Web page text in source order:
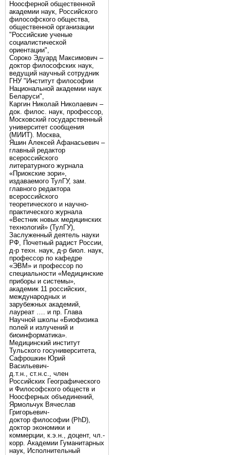
Ноосферной общественной
академии наук, Российского
философского общества,
общественной организации
"Российские ученые
социалистической
ориентации",
Сороко Эдуард Максимович –
доктор философских наук,
ведущий научный сотрудник
ГНУ "Институт философии
Национальной академии наук
Беларуси",
Каргин Николай Николаевич –
док. филос. наук, профессор,
Московский государственный
университет сообщения
(МИИТ). Москва,
Яшин Алексей Афанасьевич –
главный редактор
всероссийского
литературного журнала
«Приокские зори»,
издаваемого ТулГУ, зам.
главного редактора
всероссийского
теоретического и научно-
практического журнала
«Вестник новых медицинских
технологий» (ТулГУ),
Заслуженный деятель науки
РФ, Почетный радист России,
д-р техн. наук, д-р биол. наук,
профессор по кафедре
«ЭВМ» и профессор по
специальности «Медицинские
приборы и системы»,
академик 11 российских,
международных и
зарубежных академий,
лауреат …. и пр. Глава
Научной школы «Биофизика
полей и излучений и
биоинформатика».
Медицинский институт
Тульского госуниверситета,
Сафрошкин Юрий
Васильевич-
д.т.н., ст.н.с., член
Российских Географического
и Философского обществ и
Ноосферных объединений,
Ярмольчук Вячеслав
Григорьевич-
доктор философии (PhD),
доктор экономики и
коммерции, к.э.н., доцент, чл.-
корр. Академии Гуманитарных
наук, Исполнительный